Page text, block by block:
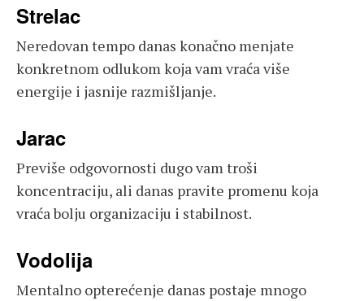
Strelac
Neredovan tempo danas konačno menjate
konkretnom odlukom koja vam vraća više
energije i jasnije razmišljanje.
Jarac
Previše odgovornosti dugo vam troši
koncentraciju, ali danas pravite promenu koja
vraća bolju organizaciju i stabilnost.
Vodolija
Mentalno opterećenje danas postaje mnogo